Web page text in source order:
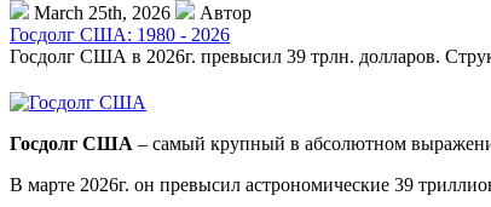
March 25th, 2026
Автор
Госдолг США: 1980 - 2026
Госдолг США в 2026г. превысил 39 трлн. долларов.
Госдолг США – самый крупный в абсолютном
В марте 2026г. он превысил астрономические 39